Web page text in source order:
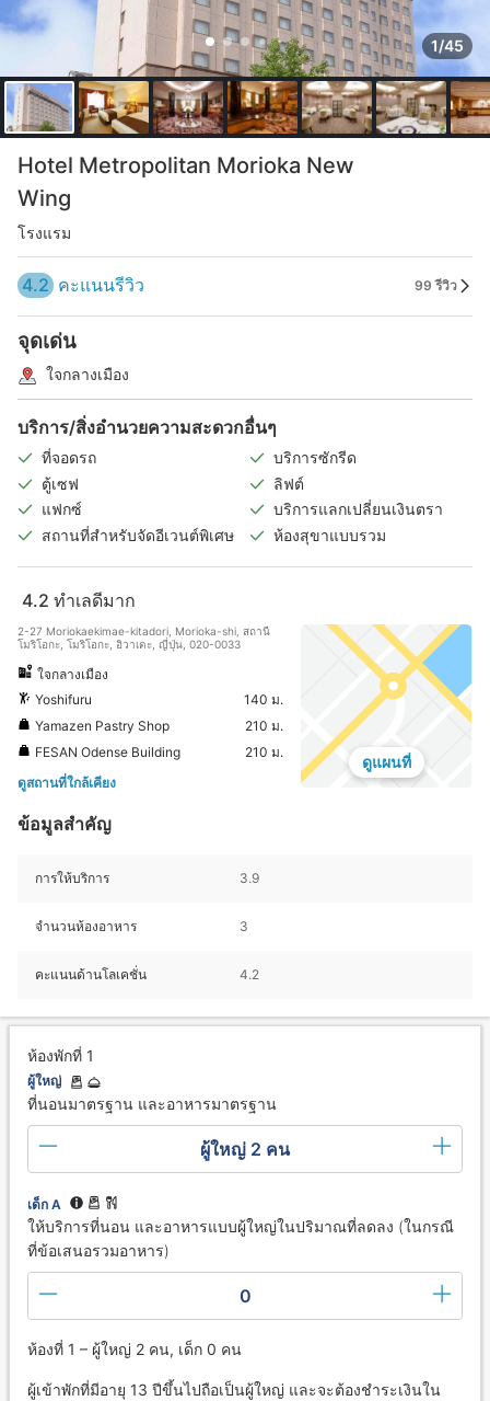
1/45
Hotel Metropolitan Morioka New
Wing
โรงแรม
4.2 คะแนนรีวิว 99 รีวิว
จุดเด่น
ใจกลางเมือง
บริการ/สิ่งอำนวยความสะดวกอื่นๆ
ที่จอดรถ
บริการซักรีด
ตู้เซฟ
ลิฟต์
แฟกซ์
บริการแลกเปลี่ยนเงินตรา
สถานที่สำหรับจัดอีเวนต์พิเศษ
ห้องสุขาแบบรวม
4.2 ทำเลดีมาก
2-27 Moriokaekimae-kitadori, Morioka-shi, สถานี
โมริโอกะ, โมริโอกะ, อิวาเตะ, ญี่ปุ่น, 020-0033
ใจกลางเมือง
Yoshifuru
140 ม.
Yamazen Pastry Shop
210 ม.
FESAN Odense Building
210 ม.
ดูสถานที่ใกล้เคียง
ดูแผนที่
ข้อมูลสำคัญ
การให้บริการ 3.9
จำนวนห้องอาหาร 3
คะแนนด้านโลเคชั่น 4.2
ห้องพักที่ 1
ผู้ใหญ่
ที่นอนมาตรฐาน และอาหารมาตรฐาน
ผู้ใหญ่ 2 คน
เด็ก A
ให้บริการที่นอน และอาหารแบบผู้ใหญ่ในปริมาณที่ลดลง (ในกรณี
ที่ข้อเสนอรวมอาหาร)
0
ห้องที่ 1 – ผู้ใหญ่ 2 คน, เด็ก 0 คน
ผู้เข้าพักที่มีอายุ 13 ปีขึ้นไปถือเป็นผู้ใหญ่ และจะต้องชำระเงินใน